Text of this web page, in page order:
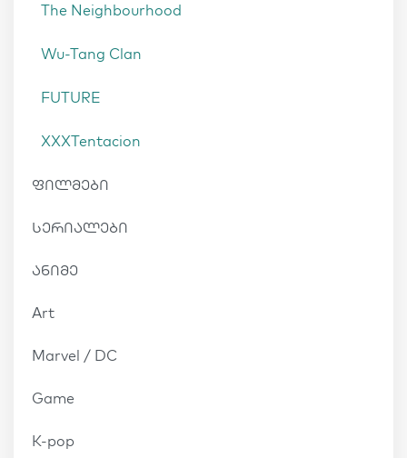
The Neighbourhood
Wu-Tang Clan
FUTURE
XXXTentacion
ფილმები
სერიალები
ანიმე
Art
Marvel / DC
Game
K-pop